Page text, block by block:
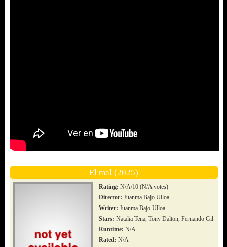
El mal (2025)
Rating: N/A/10 (N/A votes)
Director: Juanma Bajo Ulloa
Writer: Juanma Bajo Ulloa
Stars: Natalia Tena, Tony Dalton, Fernando Gil
Runtime: N/A
Rated: N/A